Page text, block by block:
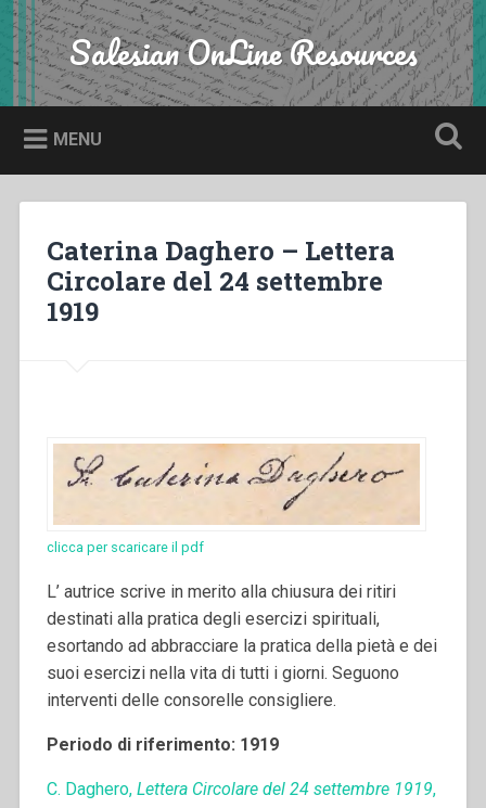
Skip
to
content
Search Salesian OnLine Resources
MENU
Caterina Daghero – Lettera
Circolare del 24 settembre
1919
clicca per scaricare il pdf
L’ autrice scrive in merito alla chiusura dei ritiri
destinati alla pratica degli esercizi spirituali,
esortando ad abbracciare la pratica della pietà e dei
suoi esercizi nella vita di tutti i giorni. Seguono
interventi delle consorelle consigliere.
Periodo di riferimento: 1919
C. Daghero, Lettera Circolare del 24 settembre 1919,